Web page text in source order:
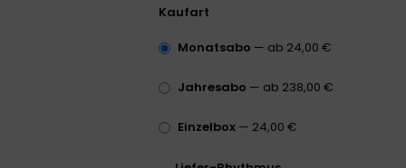
Kaufart
Monatsabo — ab 24,00 €
Jahresabo — ab 238,00 €
Einzelbox — 24,00 €